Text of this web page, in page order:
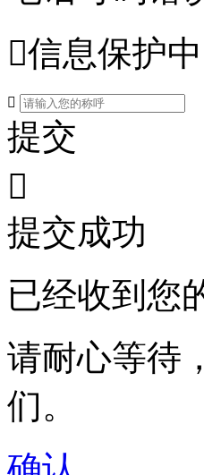
信息保护

提交

提交成功
已经收到您
请耐心等待
们。